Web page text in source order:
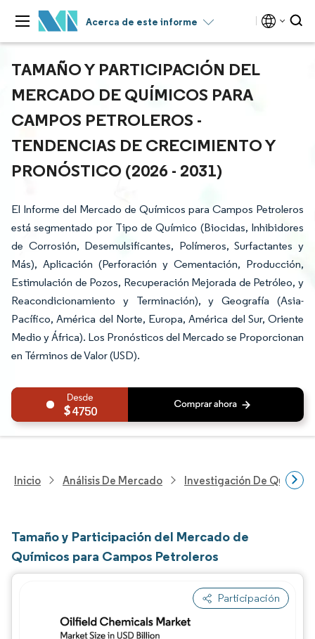
Acerca de este informe
TAMAÑO Y PARTICIPACIÓN DEL
MERCADO DE QUÍMICOS PARA
CAMPOS PETROLEROS -
TENDENCIAS DE CRECIMIENTO Y
PRONÓSTICO (2026 - 2031)
El Informe del Mercado de Químicos para Campos Petroleros
está segmentado por Tipo de Químico (Biocidas, Inhibidores
de Corrosión, Desemulsificantes, Polímeros, Surfactantes y
Más), Aplicación (Perforación y Cementación, Producción,
Estimulación de Pozos, Recuperación Mejorada de Petróleo, y
Reacondicionamiento y Terminación), y Geografía (Asia-
Pacífico, América del Norte, Europa, América del Sur, Oriente
Medio y África). Los Pronósticos del Mercado se Proporcionan
en Términos de Valor (USD).
4750
Inicio Análisis De Mercado Investigación De
Tamaño y Participación del Mercado de
Químicos para Campos Petroleros
Participación